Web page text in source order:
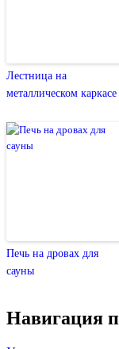
Лестница на
металлическом каркасе
Печь на дровах для
сауны
Навигация